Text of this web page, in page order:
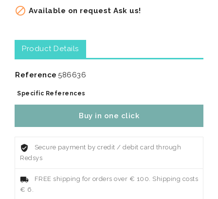
 Available on request Ask us!
Product Details
Reference 586636
Specific References
Buy in one click
Secure payment by credit / debit card through
Redsys
FREE shipping for orders over € 100. Shipping costs
€ 6.